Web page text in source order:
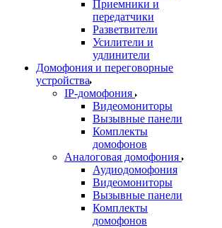
Приемники и
передатчики
Разветвители
Усилители и
удлинители
Домофония и переговорные
устройства
IP-домофония
Видеомониторы
Вызывные панели
Комплекты
домофонов
Аналоговая домофония
Аудиодомофония
Видеомониторы
Вызывные панели
Комплекты
домофонов